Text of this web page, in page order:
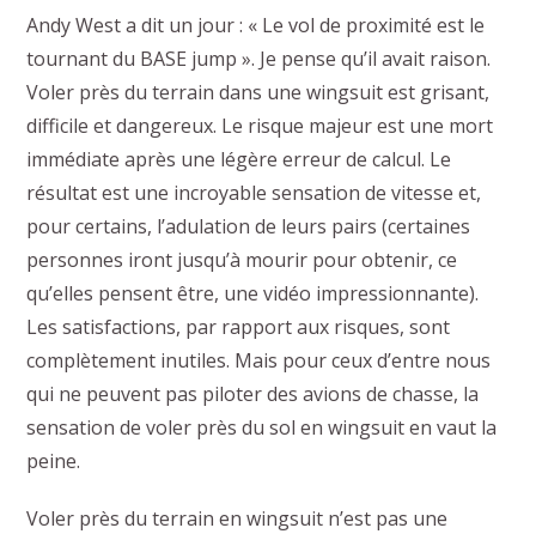
Andy West a dit un jour : « Le vol de proximité est le
tournant du BASE jump ». Je pense qu’il avait raison.
Voler près du terrain dans une wingsuit est grisant,
difficile et dangereux. Le risque majeur est une mort
immédiate après une légère erreur de calcul. Le
résultat est une incroyable sensation de vitesse et,
pour certains, l’adulation de leurs pairs (certaines
personnes iront jusqu’à mourir pour obtenir, ce
qu’elles pensent être, une vidéo impressionnante).
Les satisfactions, par rapport aux risques, sont
complètement inutiles. Mais pour ceux d’entre nous
qui ne peuvent pas piloter des avions de chasse, la
sensation de voler près du sol en wingsuit en vaut la
peine.
Voler près du terrain en wingsuit n’est pas une